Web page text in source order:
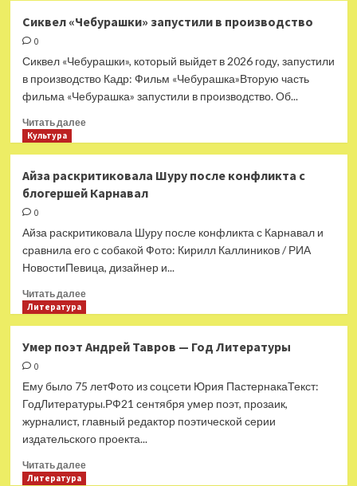
оскаровский
приостановил
работу
Сиквел «Чебурашки» запустили в производство
0
Сиквел «Чебурашки», который выйдет в 2026 году, запустили
в производство Кадр: Фильм «Чебурашка»Вторую часть
фильма «Чебурашка» запустили в производство. Об...
Читать далееПрочитать
«Чебурашки»
запустили
производство
Культура
Айза раскритиковала Шуру после конфликта с
блогершей Карнавал
0
Айза раскритиковала Шуру после конфликта с Карнавал и
сравнила его с собакой Фото: Кирилл Каллиников / РИА
НовостиПевица, дизайнер и...
Читать далееПрочитать
раскритиковала
после
конфликта
с
блогершей
Карнавал
Литература
Умер поэт Андрей Тавров — Год Литературы
0
Ему было 75 летФото из соцсети Юрия ПастернакаТекст:
ГодЛитературы.РФ21 сентября умер поэт, прозаик,
журналист, главный редактор поэтической серии
издательского проекта...
Читать далееПрочитать
Литература